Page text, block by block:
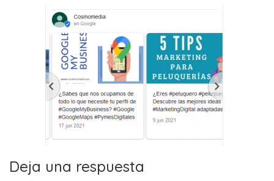
Deja una respuesta